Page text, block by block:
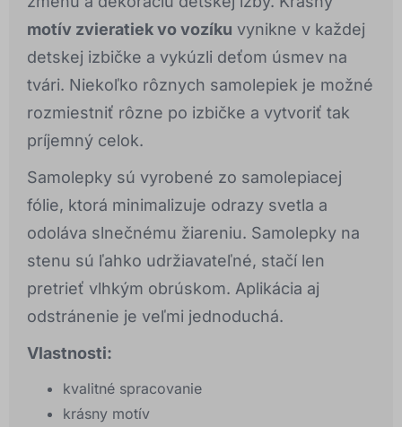
motív zvieratiek vo vozíku vynikne v každej
detskej izbičke a vykúzli deťom úsmev na
tvári. Niekoľko rôznych samolepiek je možné
rozmiestniť rôzne po izbičke a vytvoriť tak
príjemný celok.
Samolepky sú vyrobené zo samolepiacej
fólie, ktorá minimalizuje odrazy svetla a
odoláva slnečnému žiareniu. Samolepky na
stenu sú ľahko udržiavateľné, stačí len
pretrieť vlhkým obrúskom. Aplikácia aj
odstránenie je veľmi jednoduchá.
Vlastnosti:
kvalitné spracovanie
krásny motív